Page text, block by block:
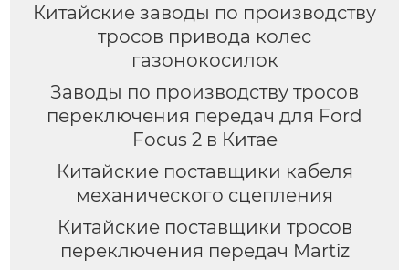
Китайские заводы по производству
тросов привода колес
газонокосилок
Заводы по производству тросов
переключения передач для Ford
Focus 2 в Китае
Китайские поставщики кабеля
механического сцепления
Китайские поставщики тросов
переключения передач Martiz